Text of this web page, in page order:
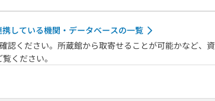
携している機関・データベースの一覧
認ください。所蔵館から取寄せることが可能かなど、資
ください。